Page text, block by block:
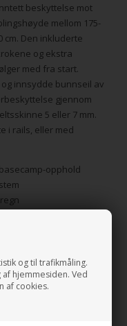
og til trafikmåling.
hjemmesiden. Ved
af cookies.
beskyttelse mot
mellom 175-
cm. Den inkluderte
og ekstra
med fra start.
innsydde bunnseil av
gjennom
5 eller 7 mm.
i rails, eller med
opphold
montering
cm
struktur
luftrør, som erstatter